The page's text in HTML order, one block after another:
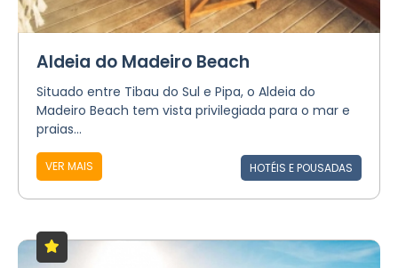
Aldeia do Madeiro Beach
Situado entre Tibau do Sul e Pipa, o Aldeia do
Madeiro Beach tem vista privilegiada para o mar e
praias...
VER MAIS HOTÉIS E POUSADAS